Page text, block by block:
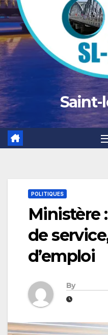
Saint-
POLITIQUES
Ministère
de
d’emploi
By